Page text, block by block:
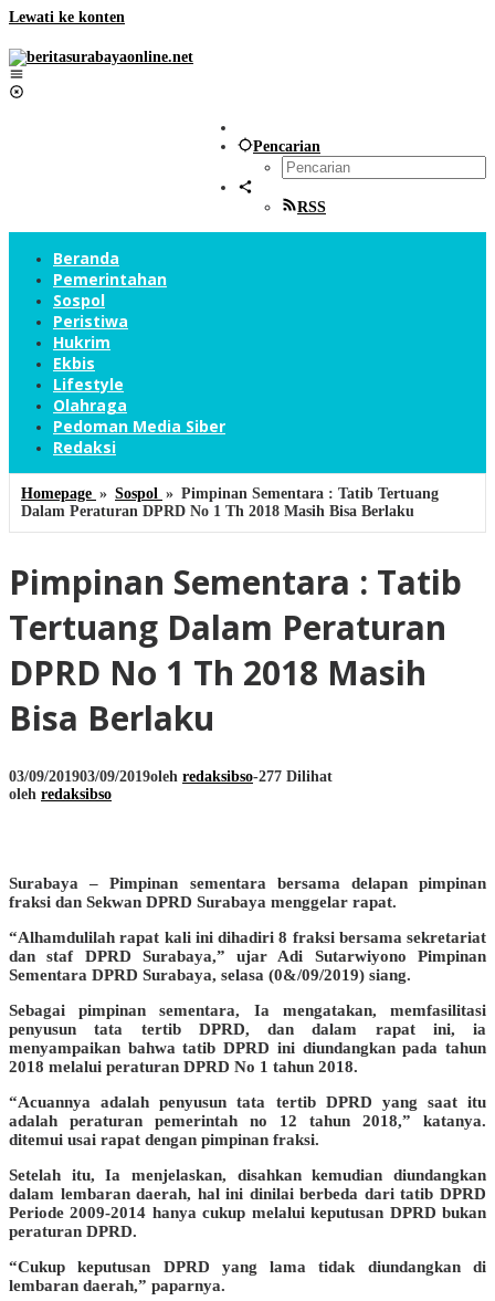
Lewati ke konten
Pencarian
RSS
Beranda
Pemerintahan
Sospol
Peristiwa
Hukrim
Ekbis
Lifestyle
Olahraga
Pedoman Media Siber
Redaksi
Homepage » Sospol » Pimpinan Sementara : Tatib Tertuang
Dalam Peraturan DPRD No 1 Th 2018 Masih Bisa Berlaku
Pimpinan Sementara : Tatib
Tertuang Dalam Peraturan
DPRD No 1 Th 2018 Masih
Bisa Berlaku
03/09/201903/09/2019oleh redaksibso-277 Dilihat
oleh redaksibso
Surabaya – Pimpinan sementara bersama delapan pimpinan
fraksi dan Sekwan DPRD Surabaya menggelar rapat.
“Alhamdulilah rapat kali ini dihadiri 8 fraksi bersama sekretariat
dan staf DPRD Surabaya,” ujar Adi Sutarwiyono Pimpinan
Sementara DPRD Surabaya, selasa (0&/09/2019) siang.
Sebagai pimpinan sementara, Ia mengatakan, memfasilitasi
penyusun tata tertib DPRD, dan dalam rapat ini, ia
menyampaikan bahwa tatib DPRD ini diundangkan pada tahun
2018 melalui peraturan DPRD No 1 tahun 2018.
“Acuannya adalah penyusun tata tertib DPRD yang saat itu
adalah peraturan pemerintah no 12 tahun 2018,” katanya.
ditemui usai rapat dengan pimpinan fraksi.
Setelah itu, Ia menjelaskan, disahkan kemudian diundangkan
dalam lembaran daerah, hal ini dinilai berbeda dari tatib DPRD
Periode 2009-2014 hanya cukup melalui keputusan DPRD bukan
peraturan DPRD.
“Cukup keputusan DPRD yang lama tidak diundangkan di
lembaran daerah,” paparnya.